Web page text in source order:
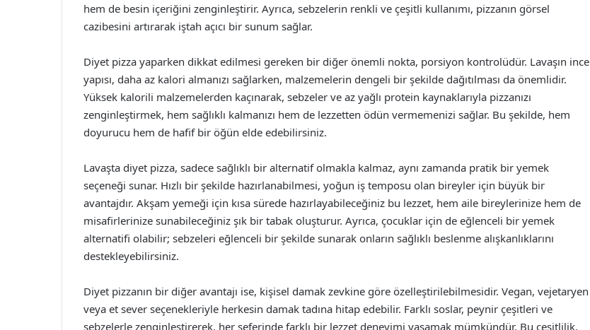
hem de besin içeriğini zenginleştirir. Ayrıca, sebzelerin renkli ve çeşitli kullanımı, pizzanın görsel
cazibesini artırarak iştah açıcı bir sunum sağlar.
Diyet pizza yaparken dikkat edilmesi gereken bir diğer önemli nokta, porsiyon kontrolüdür. Lavaşın ince
yapısı, daha az kalori almanızı sağlarken, malzemelerin dengeli bir şekilde dağıtılması da önemlidir.
Yüksek kalorili malzemelerden kaçınarak, sebzeler ve az yağlı protein kaynaklarıyla pizzanızı
zenginleştirmek, hem sağlıklı kalmanızı hem de lezzetten ödün vermemenizi sağlar. Bu şekilde, hem
doyurucu hem de hafif bir öğün elde edebilirsiniz.
Lavaşta diyet pizza, sadece sağlıklı bir alternatif olmakla kalmaz, aynı zamanda pratik bir yemek
seçeneği sunar. Hızlı bir şekilde hazırlanabilmesi, yoğun iş temposu olan bireyler için büyük bir
avantajdır. Akşam yemeği için kısa sürede hazırlayabileceğiniz bu lezzet, hem aile bireylerinize hem de
misafirlerinize sunabileceğiniz şık bir tabak oluşturur. Ayrıca, çocuklar için de eğlenceli bir yemek
alternatifi olabilir; sebzeleri eğlenceli bir şekilde sunarak onların sağlıklı beslenme alışkanlıklarını
destekleyebilirsiniz.
Diyet pizzanın bir diğer avantajı ise, kişisel damak zevkine göre özelleştirilebilmesidir. Vegan, vejetaryen
veya et sever seçenekleriyle herkesin damak tadına hitap edebilir. Farklı soslar, peynir çeşitleri ve
sebzelerle zenginleştirerek, her seferinde farklı bir lezzet deneyimi yaşamak mümkündür. Bu çeşitlilik,